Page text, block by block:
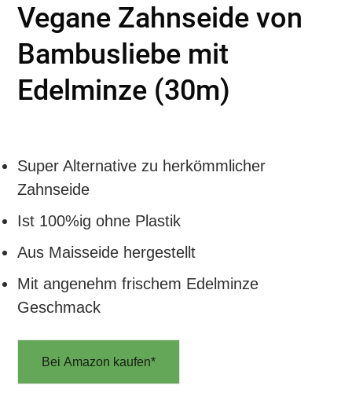
Vegane Zahnseide von
Bambusliebe mit
Edelminze (30m)
Super Alternative zu herkömmlicher
Zahnseide
Ist 100%ig ohne Plastik
Aus Maisseide hergestellt
Mit angenehm frischem Edelminze
Geschmack
Bei Amazon kaufen*